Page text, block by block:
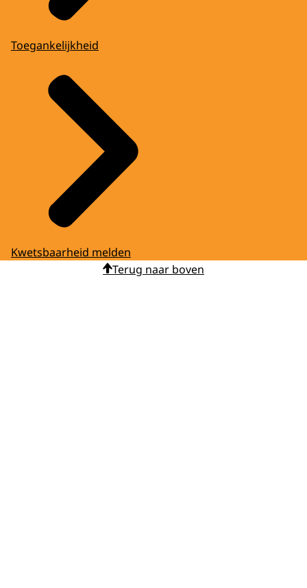
Toegankelijkheid
Kwetsbaarheid melden
Terug naar boven